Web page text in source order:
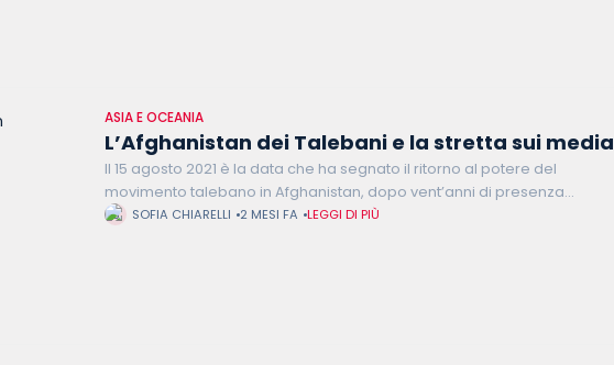
ASIA E OCEANIA
L’Afghanistan dei Talebani e la stretta sui media
Il 15 agosto 2021 è la data che ha segnato il ritorno al potere del
movimento talebano in Afghanistan, dopo vent’anni di presenza
occidentale. La creazione del nuovo Emirato, per
SOFIA CHIARELLI 2 MESI FA LEGGI DI PIÙ